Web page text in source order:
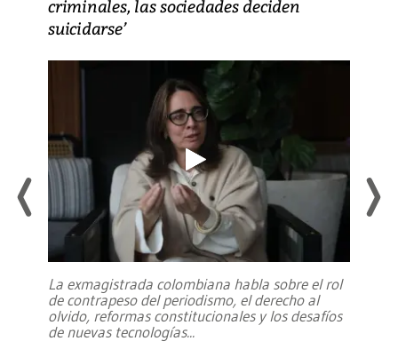
criminales, las sociedades deciden
suicidarse’
La exmagistrada colombiana habla sobre el rol
de contrapeso del periodismo, el derecho al
olvido, reformas constitucionales y los desafíos
de nuevas tecnologías...